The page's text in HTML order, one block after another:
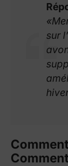
sur